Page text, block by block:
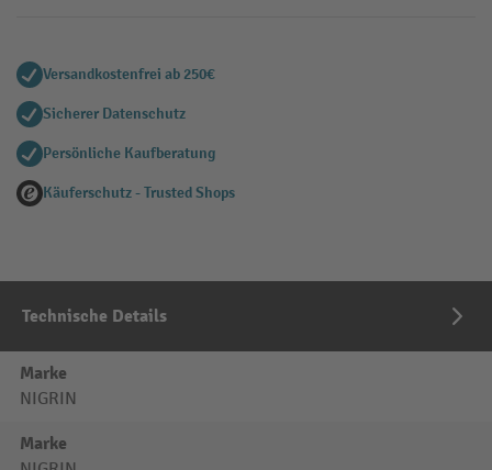
Versandkostenfrei ab 250€
Sicherer Datenschutz
Persönliche Kaufberatung
Käuferschutz - Trusted Shops
Technische Details
Marke
NIGRIN
Marke